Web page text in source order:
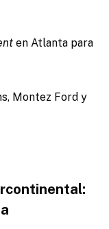
en Atlanta para
Montez Ford y